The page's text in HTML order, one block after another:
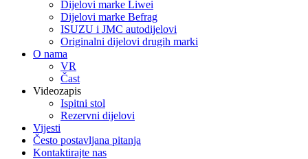
Dijelovi marke Liwei
Dijelovi marke Befrag
ISUZU i JMC autodijelovi
Originalni dijelovi drugih marki
O nama
VR
Čast
Videozapis
Ispitni stol
Rezervni dijelovi
Vijesti
Često postavljana pitanja
Kontaktirajte nas